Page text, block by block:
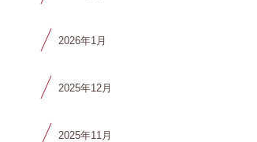
2026年1月
2025年12月
2025年11月